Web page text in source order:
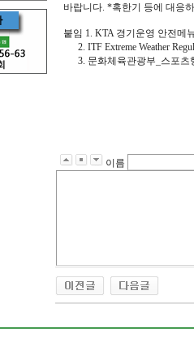
바랍니다. *혹한기 등에 대응
붙임 1. KTA 경기운영 안전메
2. ITF Extreme Weather
3. 문화체육관광부_스포츠
이름